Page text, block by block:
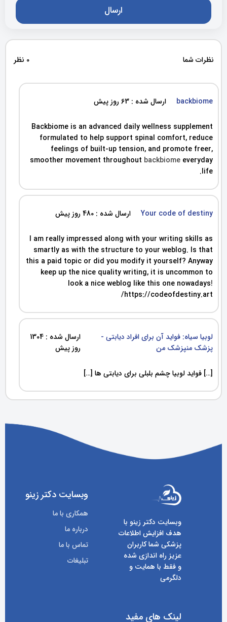
نظرات شما 0 نظر
backbiome ارسال شده : 63 روز پیش
Backbiome is an advanced daily wellness supplement
formulated to help support spinal comfort, reduce
feelings of built-up tension, and promote freer,
smoother movement throughout backbiome everyday
life.
Your code of destiny ارسال شده : 480 روز پیش
I am really impressed along with your writing skills as
smartly as with the structure to your weblog. Is that
this a paid topic or did you modify it yourself? Anyway
keep up the nice quality writing, it is uncommon to
look a nice weblog like this one nowadays!
https://codeofdestiny.art/
لوبیا سیاه: فواید آن برای افراد دیابتی -
پزشک منپزشک من
ارسال شده : 1304
روز پیش
[…] فواید لوبیا چشم بلبلی برای دیابتی ها […]
وبسایت دکتر زینو با
هدف افزایش اطلاعات
پزشکی شما کاربران
عزیز راه اندازی شده
و فقط با همایت و
دلگرمی
وبسایت دکتر زینو
همکاری با ما
درباره ما
تماس با ما
تبلیغات
لینک های مفید